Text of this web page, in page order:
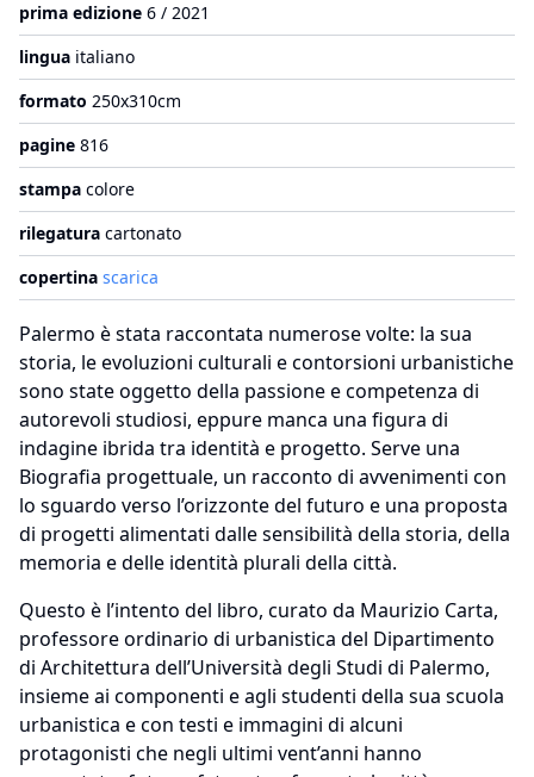
prima edizione 6 / 2021
lingua italiano
formato 250x310cm
pagine 816
stampa colore
rilegatura cartonato
copertina scarica
Palermo è stata raccontata numerose volte: la sua
storia, le evoluzioni culturali e contorsioni urbanistiche
sono state oggetto della passione e competenza di
autorevoli studiosi, eppure manca una figura di
indagine ibrida tra identità e progetto. Serve una
Biografia progettuale, un racconto di avvenimenti con
lo sguardo verso l’orizzonte del futuro e una proposta
di progetti alimentati dalle sensibilità della storia, della
memoria e delle identità plurali della città.
Questo è l’intento del libro, curato da Maurizio Carta,
professore ordinario di urbanistica del Dipartimento
di Architettura dell’Università degli Studi di Palermo,
insieme ai componenti e agli studenti della sua scuola
urbanistica e con testi e immagini di alcuni
protagonisti che negli ultimi vent’anni hanno